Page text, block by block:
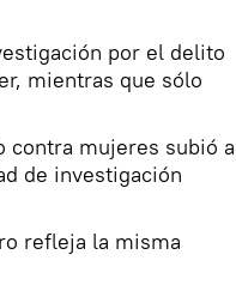
por el delito
mientras que sólo
contra mujeres subió a
de investigación
refleja la misma